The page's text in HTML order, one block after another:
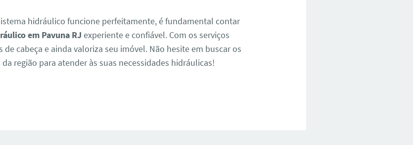
hidráulico funcione perfeitamente, é fundamental contar
em Pavuna RJ experiente e confiável. Com os serviços
de cabeça e ainda valoriza seu imóvel. Não hesite em buscar os
região para atender às suas necessidades hidráulicas!